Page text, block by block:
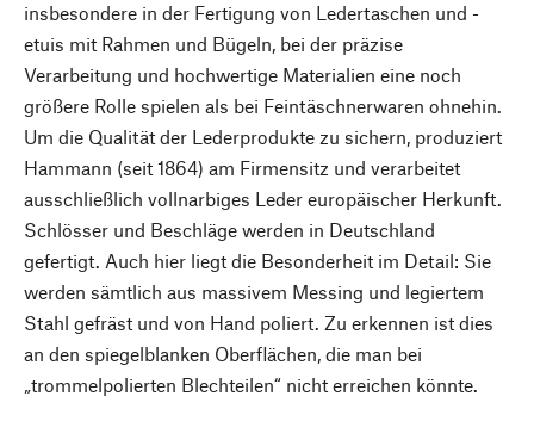
insbesondere in der Fertigung von Ledertaschen und -
etuis mit Rahmen und Bügeln, bei der präzise
Verarbeitung und hochwertige Materialien eine noch
größere Rolle spielen als bei Feintäschnerwaren ohnehin.
Um die Qualität der Lederprodukte zu sichern, produziert
Hammann (seit 1864) am Firmensitz und verarbeitet
ausschließlich vollnarbiges Leder europäischer Herkunft.
Schlösser und Beschläge werden in Deutschland
gefertigt. Auch hier liegt die Besonderheit im Detail: Sie
werden sämtlich aus massivem Messing und legiertem
Stahl gefräst und von Hand poliert. Zu erkennen ist dies
an den spiegelblanken Oberflächen, die man bei
„trommelpolierten Blechteilen“ nicht erreichen könnte.